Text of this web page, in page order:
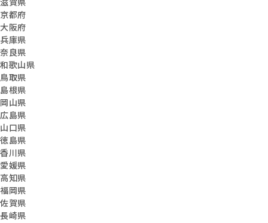
京都府
大阪府
兵庫県
奈良県
和歌山県
鳥取県
島根県
岡山県
広島県
山口県
徳島県
香川県
愛媛県
高知県
福岡県
佐賀県
長崎県